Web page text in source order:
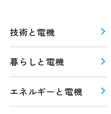
技術と電機
暮らしと電機
エネルギーと電機
ギー